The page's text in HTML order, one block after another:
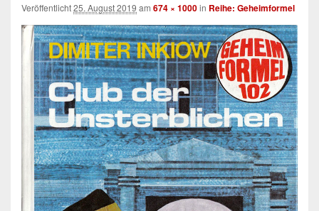
Veröffentlicht25. August 2019 am 674 × 1000in Reihe: Geheimformel